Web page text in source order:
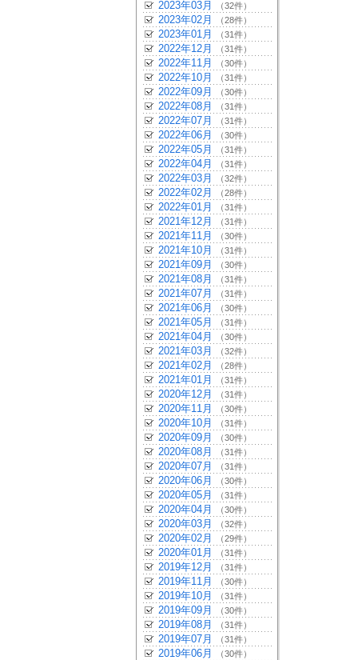
2023年03月 （32件）
2023年02月 （28件）
2023年01月 （31件）
2022年12月 （31件）
2022年11月 （30件）
2022年10月 （31件）
2022年09月 （30件）
2022年08月 （31件）
2022年07月 （31件）
2022年06月 （30件）
2022年05月 （31件）
2022年04月 （31件）
2022年03月 （32件）
2022年02月 （28件）
2022年01月 （31件）
2021年12月 （31件）
2021年11月 （30件）
2021年10月 （31件）
2021年09月 （30件）
2021年08月 （31件）
2021年07月 （31件）
2021年06月 （30件）
2021年05月 （31件）
2021年04月 （30件）
2021年03月 （32件）
2021年02月 （28件）
2021年01月 （31件）
2020年12月 （31件）
2020年11月 （30件）
2020年10月 （31件）
2020年09月 （30件）
2020年08月 （31件）
2020年07月 （31件）
2020年06月 （30件）
2020年05月 （31件）
2020年04月 （30件）
2020年03月 （32件）
2020年02月 （29件）
2020年01月 （31件）
2019年12月 （31件）
2019年11月 （30件）
2019年10月 （31件）
2019年09月 （30件）
2019年08月 （31件）
2019年07月 （31件）
2019年06月 （30件）